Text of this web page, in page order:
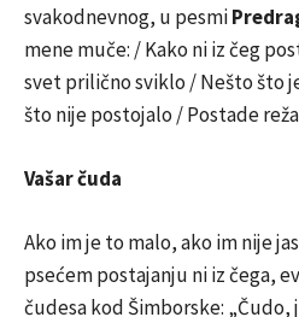
svakodnevnog, u pesmi
mene muče: / Kako ni iz čeg
svet prilično sviklo / Nešto što
što nije postojalo / Postade
Vašar čuda
Ako im je to malo, ako im nije
psećem postajanju ni iz čega,
čudesa kod Šimborske: „Čudo,